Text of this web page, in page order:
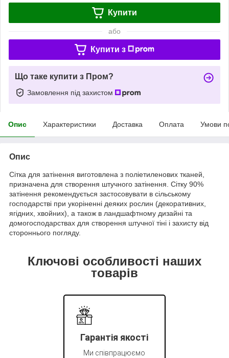
Купити
або
Купити з
Що таке купити з Пром?
Замовлення під захистом
Опис Характеристики Доставка Оплата Умови
Опис
Сітка для затінення виготовлена з поліетиленових тканей,
призначена для створення штучного затінення. Сітку 90%
затінення рекомендується застосовувати в сільському
господарстві при укоріненні деяких рослин (декоративних,
ягідних, хвойних), а також в ландшафтному дизайні та
домогосподарствах для створення штучної тіні і захисту від
стороннього погляду.
Ключові особливості наших
товарів
Гарантія якості
Ми співпрацюємо